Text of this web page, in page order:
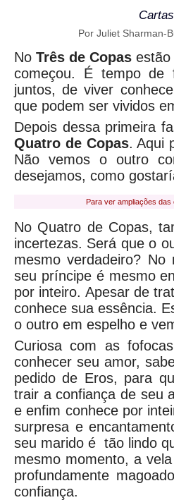
Por Juliet Sharman-
No Três de Copas estão
começou. É tempo de
juntos, de viver
que podem ser vividos
Depois dessa primeira
Quatro de Copas. Aqui
Não vemos o outro
desejamos, como
Para ver ampliações
No Quatro de Copas,
incertezas. Será que o
mesmo verdadeiro?
seu príncipe é mesmo
por inteiro. Apesar de
conhece sua essência.
o outro em espelho e
Curiosa com as
conhecer seu amor,
pedido de Eros, para
trair a confiança de seu
e enfim conhece por
surpresa e
seu marido é tão lindo
mesmo momento, a
profundamente
confiança.